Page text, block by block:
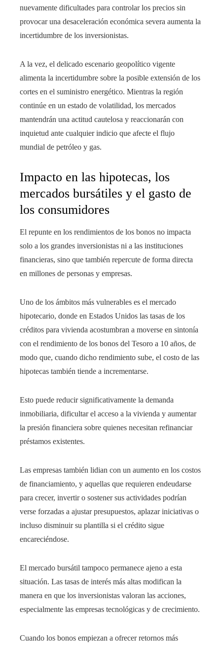
nuevamente dificultades para controlar los precios sin
provocar una desaceleración económica severa aumenta la
incertidumbre de los inversionistas.
A la vez, el delicado escenario geopolítico vigente
alimenta la incertidumbre sobre la posible extensión de los
cortes en el suministro energético. Mientras la región
continúe en un estado de volatilidad, los mercados
mantendrán una actitud cautelosa y reaccionarán con
inquietud ante cualquier indicio que afecte el flujo
mundial de petróleo y gas.
Impacto en las hipotecas, los
mercados bursátiles y el gasto de
los consumidores
El repunte en los rendimientos de los bonos no impacta
solo a los grandes inversionistas ni a las instituciones
financieras, sino que también repercute de forma directa
en millones de personas y empresas.
Uno de los ámbitos más vulnerables es el mercado
hipotecario, donde en Estados Unidos las tasas de los
créditos para vivienda acostumbran a moverse en sintonía
con el rendimiento de los bonos del Tesoro a 10 años, de
modo que, cuando dicho rendimiento sube, el costo de las
hipotecas también tiende a incrementarse.
Esto puede reducir significativamente la demanda
inmobiliaria, dificultar el acceso a la vivienda y aumentar
la presión financiera sobre quienes necesitan refinanciar
préstamos existentes.
Las empresas también lidian con un aumento en los costos
de financiamiento, y aquellas que requieren endeudarse
para crecer, invertir o sostener sus actividades podrían
verse forzadas a ajustar presupuestos, aplazar iniciativas o
incluso disminuir su plantilla si el crédito sigue
encareciéndose.
El mercado bursátil tampoco permanece ajeno a esta
situación. Las tasas de interés más altas modifican la
manera en que los inversionistas valoran las acciones,
especialmente las empresas tecnológicas y de crecimiento.
Cuando los bonos empiezan a ofrecer retornos más